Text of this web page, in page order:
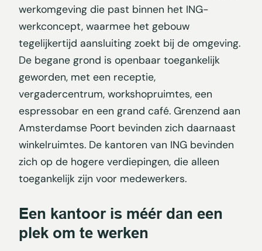
werkomgeving die past binnen het ING-
werkconcept, waarmee het gebouw
tegelijkertijd aansluiting zoekt bij de omgeving.
De begane grond is openbaar toegankelijk
geworden, met een receptie,
vergadercentrum, workshopruimtes, een
espressobar en een grand café. Grenzend aan
Amsterdamse Poort bevinden zich daarnaast
winkelruimtes. De kantoren van ING bevinden
zich op de hogere verdiepingen, die alleen
toegankelijk zijn voor medewerkers.
Een kantoor is méér dan een
plek om te werken